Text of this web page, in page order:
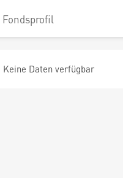
Fondsprofil
Keine Daten verfügbar